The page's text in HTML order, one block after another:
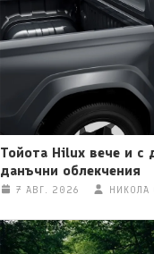
Тойота Hilux вече и с
данъчни облекчения
7 АВГ. 2026 НИКОЛА